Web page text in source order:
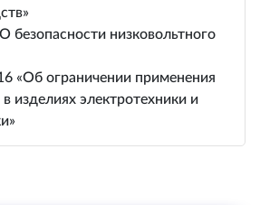
безопасности низковольтного
«Об ограничении применения
изделиях электротехники и